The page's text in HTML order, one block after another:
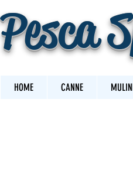
Pesca
HOME CANNE